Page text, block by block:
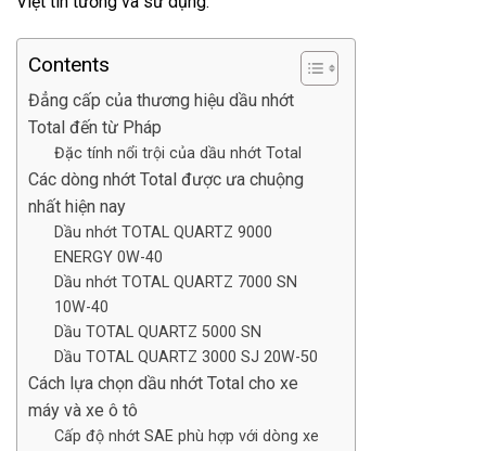
Contents
Đẳng cấp của thương hiệu dầu nhớt
Total đến từ Pháp
Đặc tính nổi trội của dầu nhớt Total
Các dòng nhớt Total được ưa chuộng
nhất hiện nay
Dầu nhớt TOTAL QUARTZ 9000
ENERGY 0W-40
Dầu nhớt TOTAL QUARTZ 7000 SN
10W-40
Dầu TOTAL QUARTZ 5000 SN
Dầu TOTAL QUARTZ 3000 SJ 20W-50
Cách lựa chọn dầu nhớt Total cho xe
máy và xe ô tô
Cấp độ nhớt SAE phù hợp với dòng xe